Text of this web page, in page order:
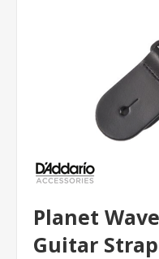
Planet
Guitar